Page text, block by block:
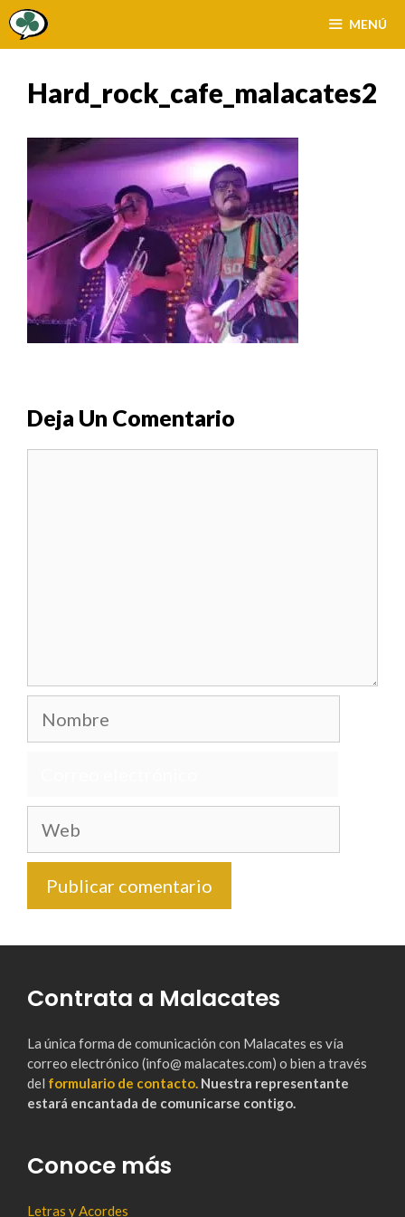
Saltar
MENÚ
Hard_rock_cafe_malacates2
Deja Un Comentario
Nombre
Web
Contrata a Malacates
La única forma de comunicación con Malacates es vía
correo electrónico (info@ malacates.com) o bien a través
del formulario de contacto. Nuestra representante
estará encantada de comunicarse contigo.
Conoce más
Letras y Acordes